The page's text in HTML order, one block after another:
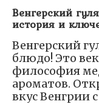
Венгерский
история и
Венгерский
блюдо! Это
философия
ароматов.
вкус Венгрии